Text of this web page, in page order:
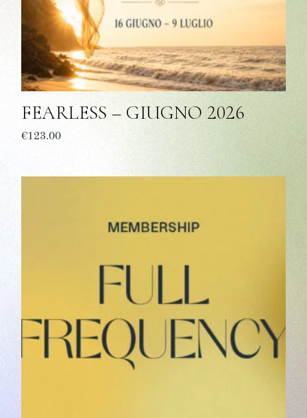
FEARLESS – GIUGNO 2026
€123.00